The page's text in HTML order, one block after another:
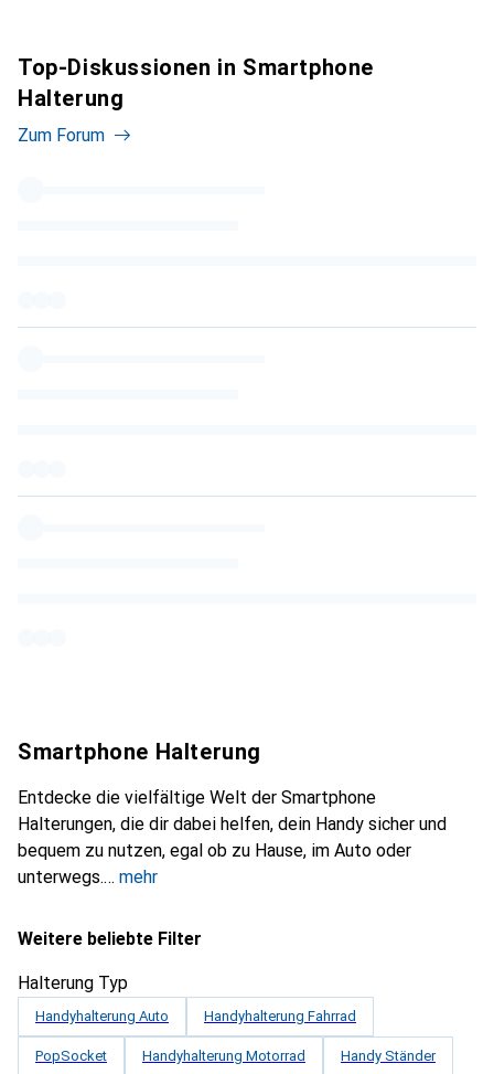
Top-Diskussionen in Smartphone
Halterung
Zum Forum
Smartphone Halterung
Entdecke die vielfältige Welt der Smartphone
Halterungen, die dir dabei helfen, dein Handy sicher und
bequem zu nutzen, egal ob zu Hause, im Auto oder
unterwegs.
mehr
Weitere beliebte Filter
Halterung Typ
Handyhalterung Auto Handyhalterung Fahrrad
PopSocket Handyhalterung Motorrad Handy Ständer